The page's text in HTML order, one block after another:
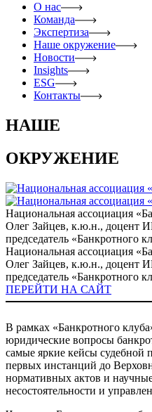
О нас
Команда
Экспертиза
Наше окружение
Новости
Insights
ESG
Контакты
НАШЕ
ОКРУЖЕНИЕ
Национальная ассоциация
Олег Зайцев, к.ю.н., доцент
председатель «Банкротного
Национальная ассоциация
Олег Зайцев, к.ю.н., доцент
председатель «Банкротного
ПЕРЕЙТИ НА САЙТ
В рамках «Банкротного
юридические вопросы
самые яркие кейсы судебной
первых инстанций до
нормативных актов и
несостоятельности и